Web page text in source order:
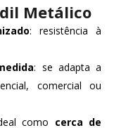
Metálico
: resistência à
: se adapta a
comercial ou
como cerca de